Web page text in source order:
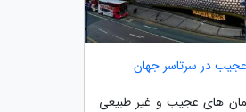
های عجیب و غیر طبیعی